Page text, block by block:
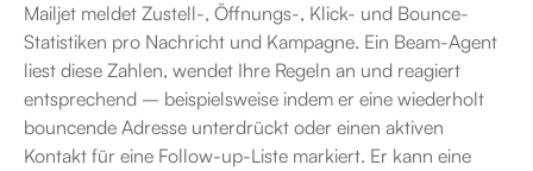
Mailjet meldet Zustell-, Öffnungs-, Klick- und Bounce-
Statistiken pro Nachricht und Kampagne. Ein Beam-Agent
liest diese Zahlen, wendet Ihre Regeln an und reagiert
entsprechend – beispielsweise indem er eine wiederholt
bouncende Adresse unterdrückt oder einen aktiven
Kontakt für eine Follow-up-Liste markiert. Er kann eine